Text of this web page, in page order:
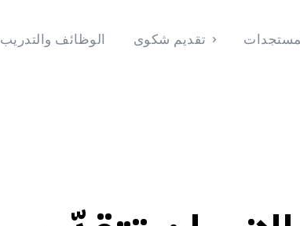
تقديم شكوى الوظائف والتدريب